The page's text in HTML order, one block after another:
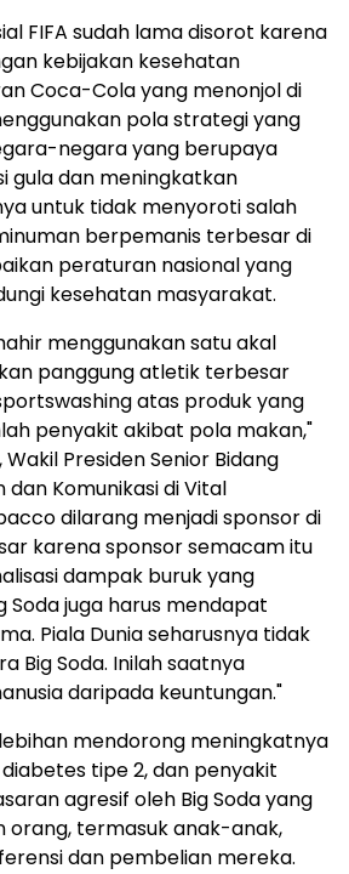
FIFA sudah lama disorot karena
kebijakan kesehatan
Coca-Cola yang menonjol di
pola strategi yang
negara yang berupaya
gula dan meningkatkan
untuk tidak menyoroti salah
berpemanis terbesar di
peraturan nasional yang
kesehatan masyarakat.
menggunakan satu akal
panggung atletik terbesar
atas produk yang
penyakit akibat pola makan,"
Presiden Senior Bidang
dan Komunikasi di Vital
dilarang menjadi sponsor di
karena sponsor semacam itu
dampak buruk yang
Soda juga harus mendapat
Piala Dunia seharusnya tidak
Big Soda. Inilah saatnya
daripada keuntungan."
mendorong meningkatnya
tipe 2, dan penyakit
agresif oleh Big Soda yang
orang, termasuk anak-anak,
dan pembelian mereka.